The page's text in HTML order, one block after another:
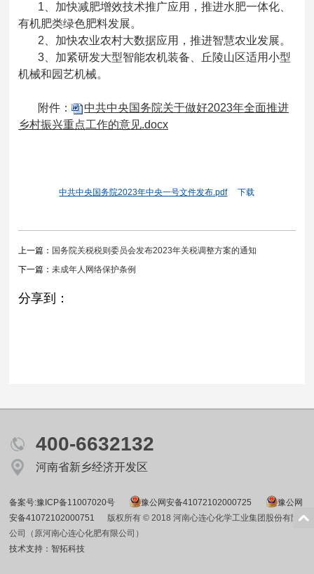
1、加快减肥增效技术推广应用，推进水肥一体化、
有机肥类绿色肥料发展。
2、加快农业农村大数据应用，推进智慧农业发展。
3、加紧研发大型智能农机装备、丘陵山区适用小型
机械和园艺机械。
附件：
中共中央国务院关于做好2023年全面推进
乡村振兴重点工作的意见.docx
中共中央国务院2023年中央一号文件发布.pdf 下载
上一篇： 国务院关税税则委员会发布2023年关税调整方案的通知
下一篇：未成年人网络保护条例
分享到：
400-6632132
河南省新乡经济开发区
备案号:豫ICP备11007020号 豫公网安备41072102000725
豫公网
安备41072102000751
版权所有 © 2018 河南心连心化学工业集团股份有限
公司（原河南心连心化肥有限公司）
技术支持：智拓科技